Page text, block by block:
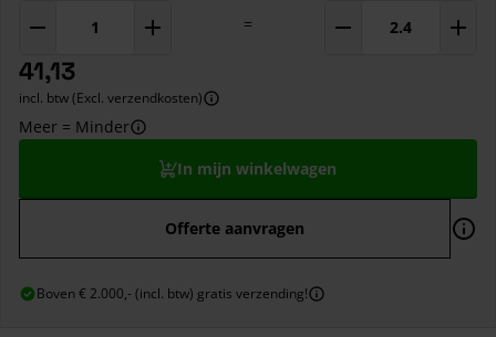
=
41,13
incl. btw (Excl. verzendkosten)
Meer = Minder
In mijn winkelwagen
Offerte aanvragen
Boven € 2.000,- (incl. btw) gratis verzending!